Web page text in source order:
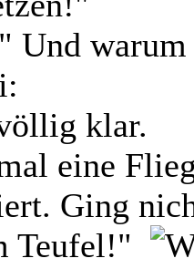
Und
klar.
eine
Ging
Teufel!"